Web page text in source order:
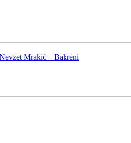
Mrakić – Bakreni